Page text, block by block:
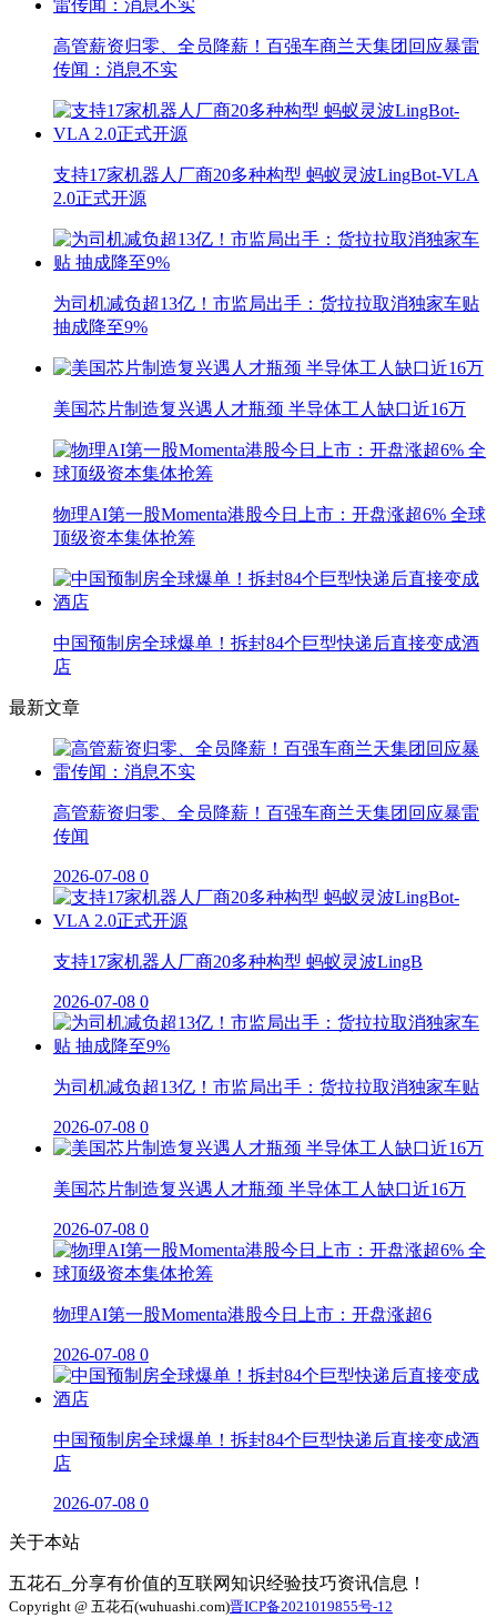
高管薪资归零、全员降薪！百强车商兰天集团回应暴雷
传闻：消息不实
支持17家机器人厂商20多种构型 蚂蚁灵波LingBot-VLA
2.0正式开源
为司机减负超13亿！市监局出手：货拉拉取消独家车贴
抽成降至9%
美国芯片制造复兴遇人才瓶颈 半导体工人缺口近16万
物理AI第一股Momenta港股今日上市：开盘涨超6% 全球
顶级资本集体抢筹
中国预制房全球爆单！拆封84个巨型快递后直接变成酒
店
最新文章
高管薪资归零、全员降薪！百强车商兰天集团回应暴雷
传闻
2026-07-08 0
支持17家机器人厂商20多种构型 蚂蚁灵波LingB
2026-07-08 0
为司机减负超13亿！市监局出手：货拉拉取消独家车贴
2026-07-08 0
美国芯片制造复兴遇人才瓶颈 半导体工人缺口近16万
2026-07-08 0
物理AI第一股Momenta港股今日上市：开盘涨超6
2026-07-08 0
中国预制房全球爆单！拆封84个巨型快递后直接变成酒
店
2026-07-08 0
关于本站
五花石_分享有价值的互联网知识经验技巧资讯信息！
Copyright @ 五花石(wuhuashi.com)晋ICP备2021019855号-12